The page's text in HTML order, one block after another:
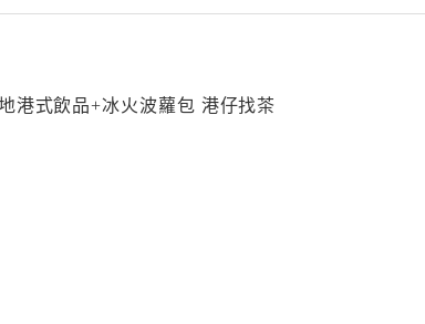
港式飲品+冰火波蘿包 港仔找茶